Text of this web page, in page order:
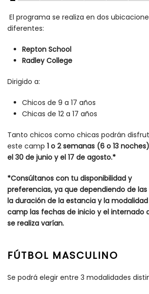
El programa se realiza en dos
diferentes:
Repton School
Radley College
Dirigido a:
Chicos de 9 a 17 años
Chicas de 12 a 17 años
Tanto chicos como chicas podrán
este camp 1 o 2 semanas (6 o 13
el 30 de junio y el 17 de agosto.*
*Consúltanos con tu disponibilidad y
preferencias, ya que dependiendo de
la duración de la estancia y la
camp las fechas de inicio y el internado
se realiza varían.
FÚTBOL MASCULINO
Se podrá elegir entre 3 modalidades